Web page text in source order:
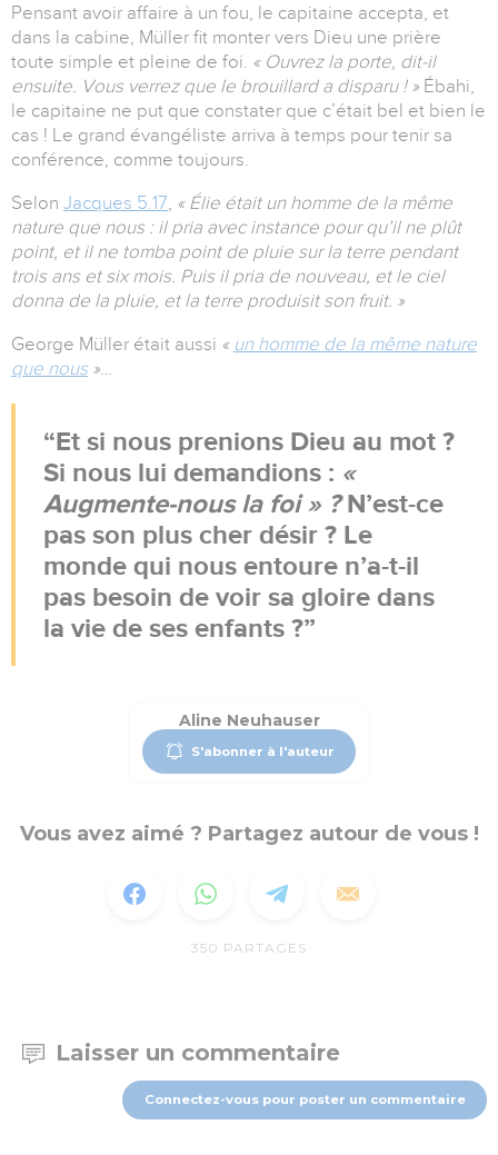
Pensant avoir affaire à un fou, le capitaine accepta, et
dans la cabine, Müller fit monter vers Dieu une prière
toute simple et pleine de foi. « Ouvrez la porte, dit-il
ensuite. Vous verrez que le brouillard a disparu ! » Ébahi,
le capitaine ne put que constater que c’était bel et bien le
cas ! Le grand évangéliste arriva à temps pour tenir sa
conférence, comme toujours.
Selon Jacques 5.17, « Élie était un homme de la même
nature que nous : il pria avec instance pour qu’il ne plût
point, et il ne tomba point de pluie sur la terre pendant
trois ans et six mois. Puis il pria de nouveau, et le ciel
donna de la pluie, et la terre produisit son fruit. »
George Müller était aussi « un homme de la même nature
que nous»…
Et si nous prenions Dieu au mot ?
Si nous lui demandions : «
Augmente-nous la foi » ?N’est-ce
pas son plus cher désir ? Le
monde qui nous entoure n’a-t-il
pas besoin de voir sa gloire dans
la vie de ses enfants ?
Aline Neuhauser
S'abonner à l'auteur
Vous avez aimé ? Partagez autour de vous !
350 PARTAGES
Laisser un commentaire
Connectez-vous pour poster un commentaire